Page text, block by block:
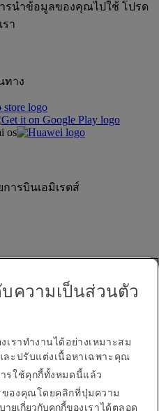
ารนำข้อมูลของคุณไปใช้ โปรด
รา
ทาง
os
ารบินเอมิเรตส์
ความเป็นส่วนตัว
เราทำงานได้อย่างเหมาะสม
ละปรับแต่งเนื้อหาเฉพาะคุณ
รใช้คุกกี้ทั้งหมดนี้แล้ว
องคุณโดยคลิกที่ปุ่มความ
ายเกี่ยวกับคุกกี้ของเราได้ตลอด